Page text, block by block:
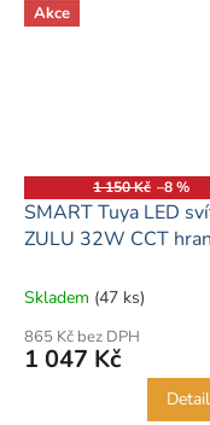
Akce
1 150 Kč –8 %
SMART Tuya LED
ZULU 32W CCT
Skladem (47 ks)
865 Kč bez DPH
1 047 Kč
Detail